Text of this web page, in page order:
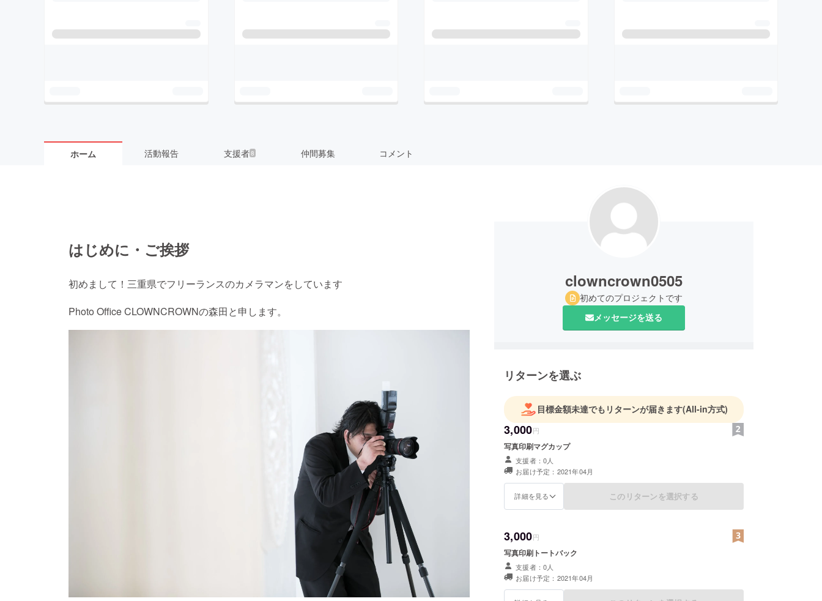
ホーム 活動報告 支援者8 仲間募集 コメント
はじめに・ご挨拶
初めまして！三重県でフリーランスのカメラマンをしています
Photo Office CLOWNCROWNの森田と申します。
clowncrown0505
初めてのプロジェクトです
メッセージを送る
リターンを選ぶ
目標金額未達でもリターンが届きます(All-in方式)
3,000円
写真印刷マグカップ
支援者：0人
お届け予定：2021年04月
詳細を見る このリターンを選択する
3,000円
写真印刷トートバック
支援者：0人
お届け予定：2021年04月